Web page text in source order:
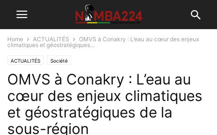
Home ACTUALITÉS
OMVS à Conakry : L’eau au cœur des enjeux
climatiques et géostratégiques...
ACTUALITÉS Société
OMVS à Conakry : L’eau au
cœur des enjeux climatiques
et géostratégiques de la
sous-région